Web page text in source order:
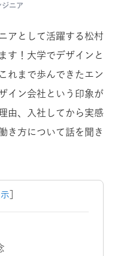
ジニア
アとして活躍する松村
す！大学でデザインと
れまで歩んできたエン
イン会社という印象が
由、入社してから実感
き方について話を聞き